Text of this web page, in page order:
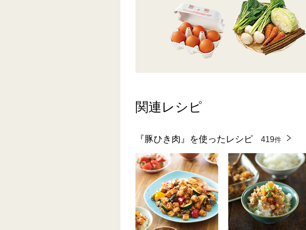
関連レシピ
『豚ひき肉』を使ったレシピ 419件